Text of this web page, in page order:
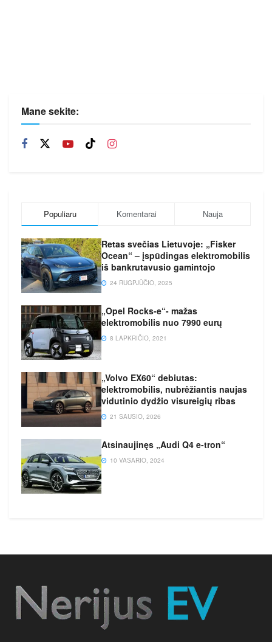
Mane sekite:
Populiaru Komentarai Nauja
Retas svečias Lietuvoje: „Fisker
Ocean“ – įspūdingas elektromobilis
iš bankrutavusio gamintojo
24 RUGPJŪČIO, 2025
„Opel Rocks-e“- mažas
elektromobilis nuo 7990 eurų
8 LAPKRIČIO, 2021
„Volvo EX60“ debiutas:
elektromobilis, nubrėžiantis naujas
vidutinio dydžio visureigių ribas
21 SAUSIO, 2026
Atsinaujinęs „Audi Q4 e-tron“
10 VASARIO, 2024